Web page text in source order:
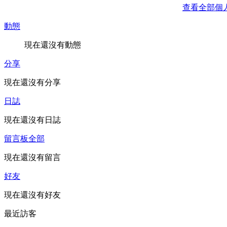
查看全部個
動態
現在還沒有動態
分享
現在還沒有分享
日誌
現在還沒有日誌
留言板全部
現在還沒有留言
好友
現在還沒有好友
最近訪客